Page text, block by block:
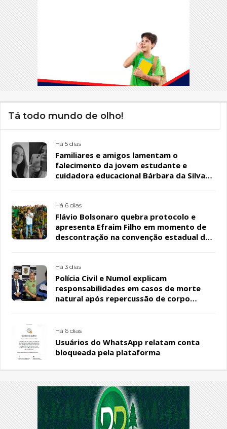
Tá todo mundo de olho!
Há 5 dias
Familiares e amigos lamentam o
falecimento da jovem estudante e
cuidadora educacional Bárbara da Silva
Há 6 dias
Flávio Bolsonaro quebra protocolo e
apresenta Efraim Filho em momento de
descontração na convenção estadual do
Há 3 dias
Polícia Civil e Numol explicam
responsabilidades em casos de morte
natural após repercussão de corpo
Há 6 dias
Usuários do WhatsApp relatam conta
bloqueada pela plataforma